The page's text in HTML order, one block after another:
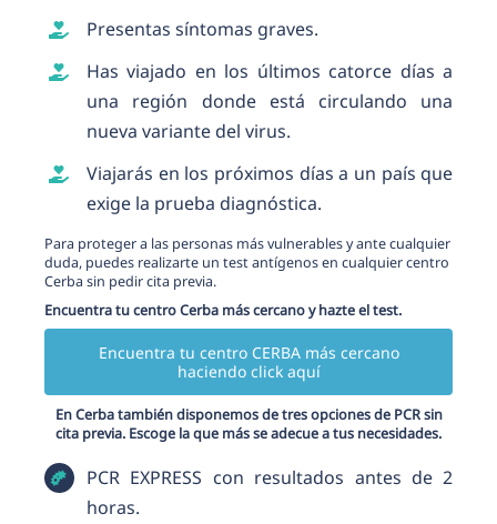
Presentas síntomas graves.
Has viajado en los últimos catorce días a
una región donde está circulando una
nueva variante del virus.
Viajarás en los próximos días a un país que
exige la prueba diagnóstica.
Para proteger a las personas más vulnerables y ante cualquier
duda, puedes realizarte un test antígenos en cualquier centro
Cerba sin pedir cita previa.
Encuentra tu centro Cerba más cercano y hazte el test.
Encuentra tu centro CERBA más cercano
haciendo click aquí
En Cerba también disponemos de tres opciones de PCR sin
cita previa. Escoge la que más se adecue a tus necesidades.
PCR EXPRESS con resultados antes de 2
horas.